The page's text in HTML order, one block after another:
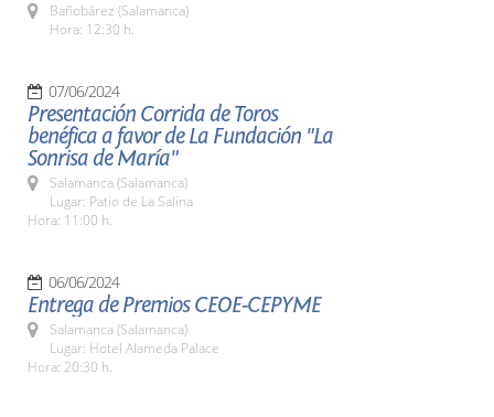
Bañobárez (Salamanca)
Hora: 12:30 h.
07/06/2024
Presentación Corrida de Toros
benéfica a favor de La Fundación "La
Sonrisa de María"
Salamanca (Salamanca)
Lugar: Patio de La Salina
Hora: 11:00 h.
06/06/2024
Entrega de Premios CEOE-CEPYME
Salamanca (Salamanca)
Lugar: Hotel Alameda Palace
Hora: 20:30 h.